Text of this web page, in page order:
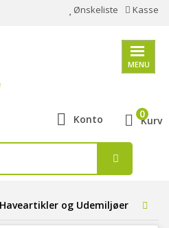
Ønskeliste Kasse
MENU
Konto Kurv
0
Haveartikler og Udemiljøer